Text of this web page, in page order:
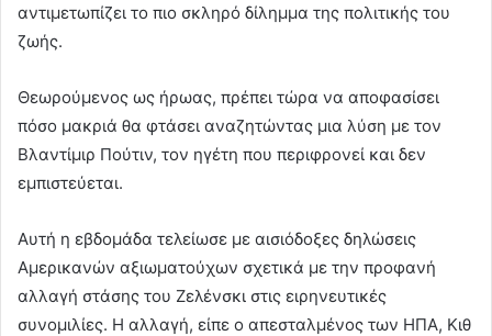
αντιμετωπίζει το πιο σκληρό δίλημμα της πολιτικής του
ζωής.
Θεωρούμενος ως ήρωας, πρέπει τώρα να αποφασίσει
πόσο μακριά θα φτάσει αναζητώντας μια λύση με τον
Βλαντίμιρ Πούτιν, τον ηγέτη που περιφρονεί και δεν
εμπιστεύεται.
Αυτή η εβδομάδα τελείωσε με αισιόδοξες δηλώσεις
Αμερικανών αξιωματούχων σχετικά με την προφανή
αλλαγή στάσης του Ζελένσκι στις ειρηνευτικές
συνομιλίες. Η αλλαγή, είπε ο απεσταλμένος των ΗΠΑ, Κιθ